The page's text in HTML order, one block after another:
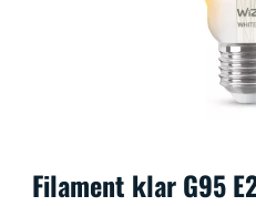
Filament klar G95